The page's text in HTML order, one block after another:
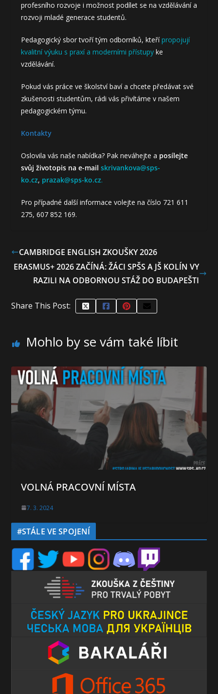
profesního rozvoje i možnost podílet se na vzdělávání a
rozvoji mladé generace studentů.
Pedagogický sbor tvoří tým odborníků, kteřípropojují
kvalitní výuku s praxí a moderními přístupyke
vzdělávání.
Pokud vás práce ve školství baví a chcete předávat své
zkušenosti studentům, rádi vás přivítáme v našem
pedagogickém týmu.
Kontakty
Oslovila vás naše nabídka? Pak neváhejte a posílejte
svůj životopis na e-mail skrivankova@sps-
ko.cz, prazak@sps-ko.cz.
Pro případné další informace volejte na číslo 721 611
275, 607 852 169.
CAMBRIDGE ENGLISH ZKOUŠKY 2026
ERASMUS+ 2026 ZAČÍNÁ: ŽÁCI SPŠS A JŠ KOLÍN VY
RAZILI NA ODBORNOU STÁŽ DO BUDAPEŠTI
Share This Post:
Mohlo by se vám také líbit
VOLNÁ PRACOVNÍ MÍSTA
7. 3. 2024
#STÁLE VE SPOJENÍ